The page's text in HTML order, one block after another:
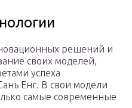
решений и
своих моделей,
успеха
Енг. В свои модели
самые современные